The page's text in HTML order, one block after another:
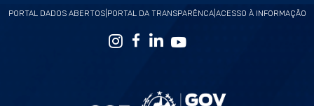
PORTAL DADOS ABERTOS| PORTAL DA TRANSPARÊNCA| ACESSO À INFORMAÇÃO